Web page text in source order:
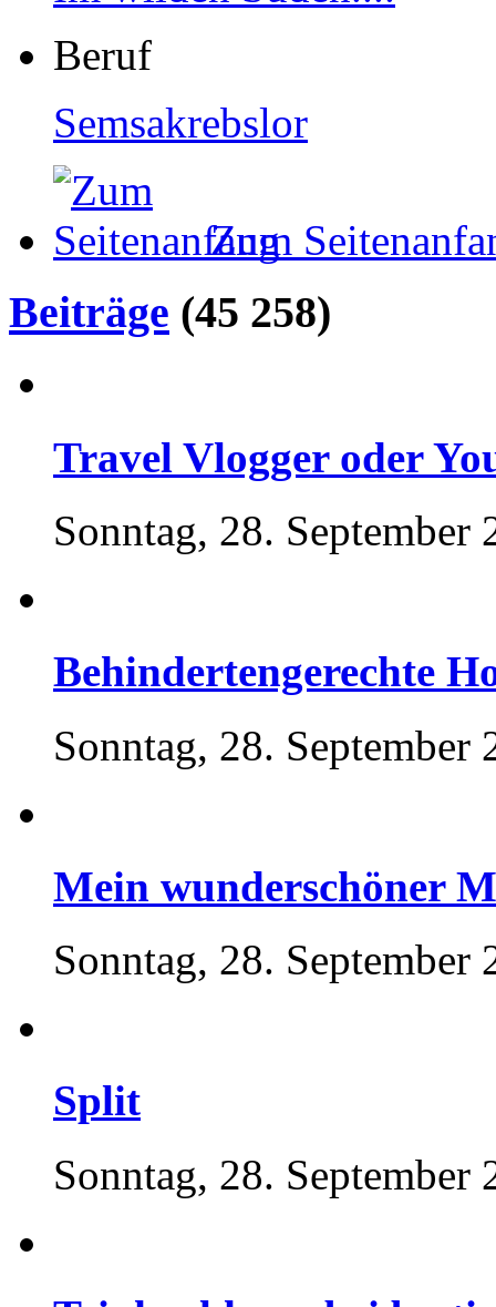
Beruf
Semsakrebslor
Zum
Beiträge (45 258)
Travel Vlogger oder
Sonntag, 28. September
Behindertengerechte
Sonntag, 28. September
Mein wunderschöner
Sonntag, 28. September
Split
Sonntag, 28. September